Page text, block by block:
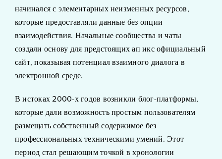
начинался с элементарных неизменных ресурсов,
которые предоставляли данные без опции
взаимодействия. Начальные сообщества и чаты
создали основу для предстоящих ап икс официальный
сайт, показывая потенциал взаимного диалога в
электронной среде.
В истоках 2000-х годов возникли блог-платформы,
которые дали возможность простым пользователям
размещать собственный содержимое без
профессиональных техническими умений. Этот
период стал решающим точкой в хронологии